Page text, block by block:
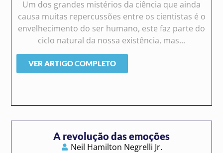
Um dos grandes mistérios da ciência que ainda
causa muitas repercussões entre os cientistas é o
envelhecimento do ser humano, este faz parte do
ciclo natural da nossa existência, mas...
VER ARTIGO COMPLETO
A revolução das emoções
Neil Hamilton Negrelli Jr.